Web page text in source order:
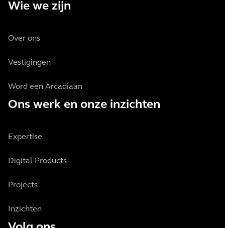
Wie we zijn
Over ons
Vestigingen
Word een Arcadiaan
Ons werk en onze inzichten
Expertise
Digital Products
Projects
Inzichten